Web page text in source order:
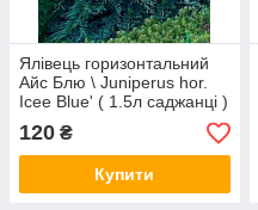
Ялівець горизонтальний
Айс Блю \ Juniperus hor.
Icee Blue' ( 1.5л саджанці )
120 ₴
Купити